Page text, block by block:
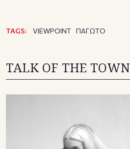
TAGS: VIEWPOINT ΠΑΓΩΤΟ
TALK OF THE TOWN